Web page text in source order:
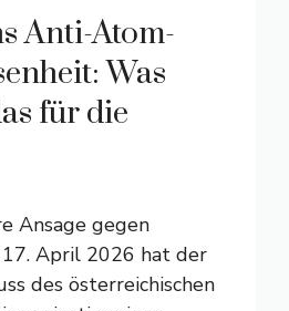
Anti-Atom-
Was
für die
Ansage gegen
April 2026 hat der
des österreichischen